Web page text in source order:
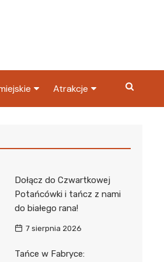
Atrakcje
Dołącz do Czwartkowej
Potańcówki i tańcz z nami
do białego rana!
7 sierpnia 2026
Tańce w Fabryce: